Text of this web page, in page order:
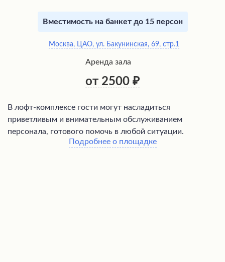
Вместимость на банкет до 15 персон
Москва, ЦАО, ул. Бакунинская, 69, стр.1
Аренда зала
от 2500
В лофт-комплексе гости могут насладиться
приветливым и внимательным обслуживанием
персонала, готового помочь в любой ситуации.
Стильные и комфортабельные комнаты с современным
Подробнее о площадке